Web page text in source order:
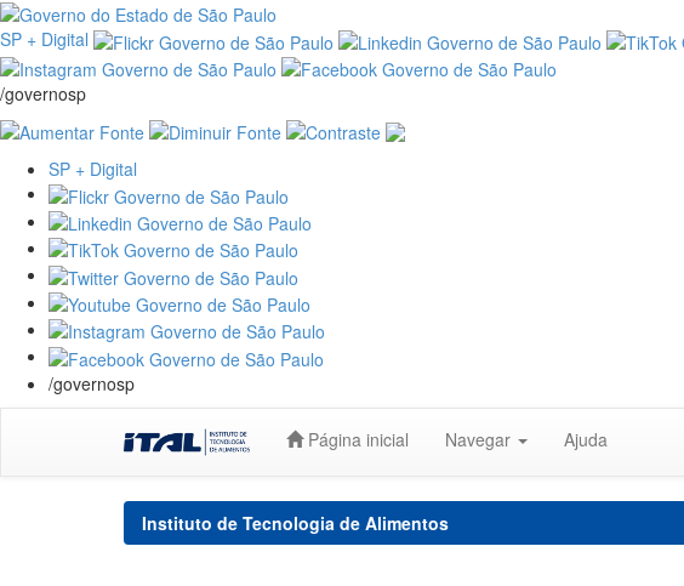
SP + Digital
/governosp
SP + Digital
/governosp
Página inicial Navegar Ajuda
Instituto de Tecnologia de Alimentos